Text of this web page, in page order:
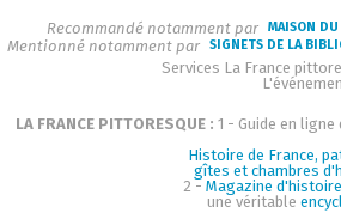
Recommandé notamment par MAISON DU
Mentionné notamment par SIGNETS DE LA
Services La France
LA FRANCE PITTORESQUE : 1 - Guide en ligne
Histoire de France,
gîtes et chambres
2 - Magazine d'histoire
une véritable